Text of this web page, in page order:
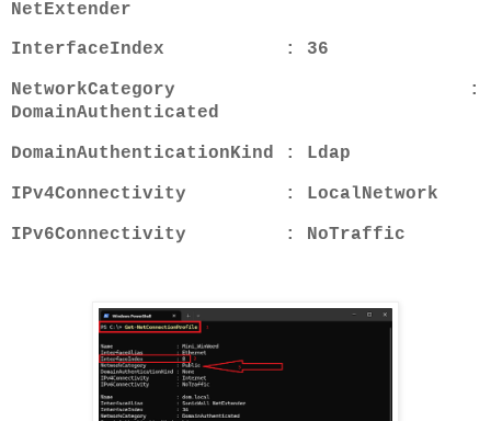
NetExtender
InterfaceIndex : 36
NetworkCategory :
DomainAuthenticated
DomainAuthenticationKind : Ldap
IPv4Connectivity : LocalNetwork
IPv6Connectivity : NoTraffic